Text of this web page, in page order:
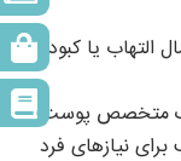
التهاب یا کبودی.
متخصص پوست یا
نیازهای فرد